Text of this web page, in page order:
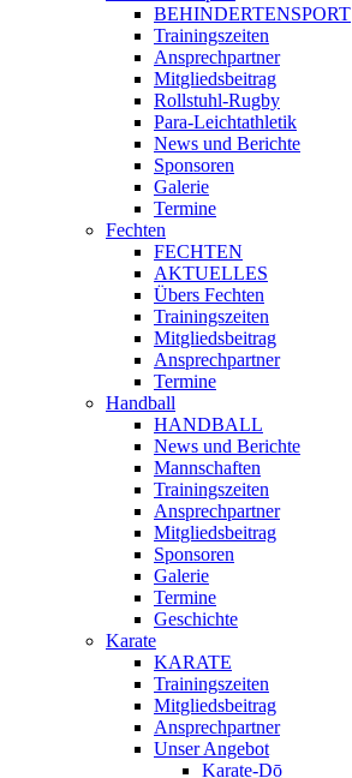
BEHINDERTENSPORT
Trainingszeiten
Ansprechpartner
Mitgliedsbeitrag
Rollstuhl-Rugby
Para-Leichtathletik
News und Berichte
Sponsoren
Galerie
Termine
Fechten
FECHTEN
AKTUELLES
Übers Fechten
Trainingszeiten
Mitgliedsbeitrag
Ansprechpartner
Termine
Handball
HANDBALL
News und Berichte
Mannschaften
Trainingszeiten
Ansprechpartner
Mitgliedsbeitrag
Sponsoren
Galerie
Termine
Geschichte
Karate
KARATE
Trainingszeiten
Mitgliedsbeitrag
Ansprechpartner
Unser Angebot
Karate-Dō